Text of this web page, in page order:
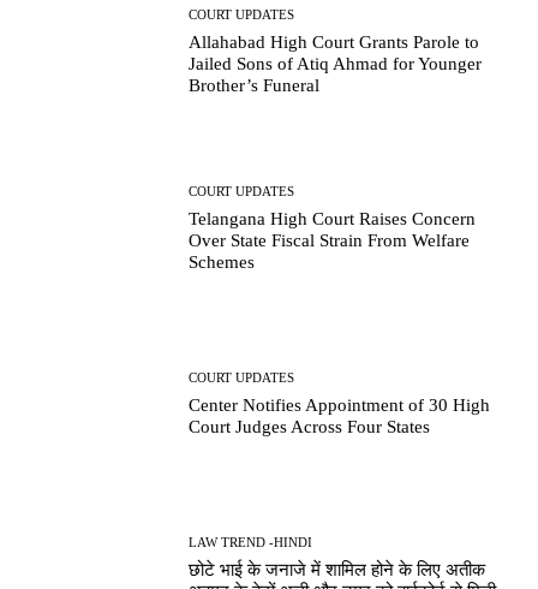
COURT UPDATES
Allahabad High Court Grants Parole to
Jailed Sons of Atiq Ahmad for Younger
Brother’s Funeral
COURT UPDATES
Telangana High Court Raises Concern
Over State Fiscal Strain From Welfare
Schemes
COURT UPDATES
Center Notifies Appointment of 30 High
Court Judges Across Four States
LAW TREND -HINDI
छोटे भाई के जनाजे में शामिल होने के लिए अतीक